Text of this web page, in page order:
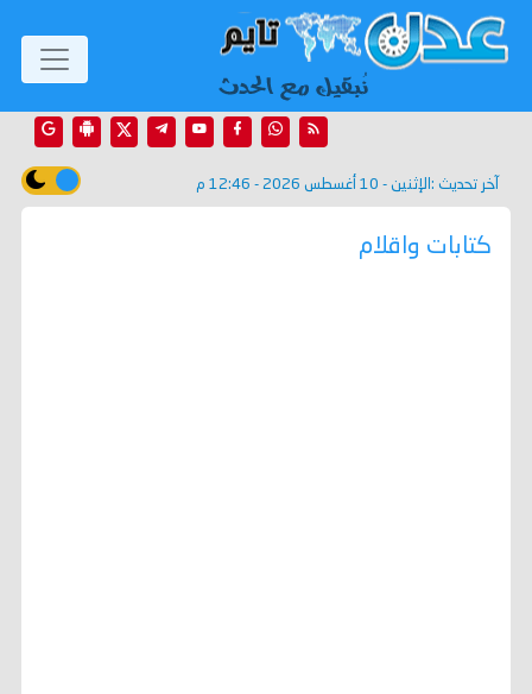
آخر تحديث : الإثنين - 10 أغسطس 2026 - 12:46 م
كتابات واقلام